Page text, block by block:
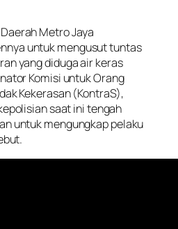
Metro Jaya
untuk mengusut tuntas
yang diduga air keras
Komisi untuk Orang
Kekerasan (KontraS),
saat ini tengah
untuk mengungkap pelaku